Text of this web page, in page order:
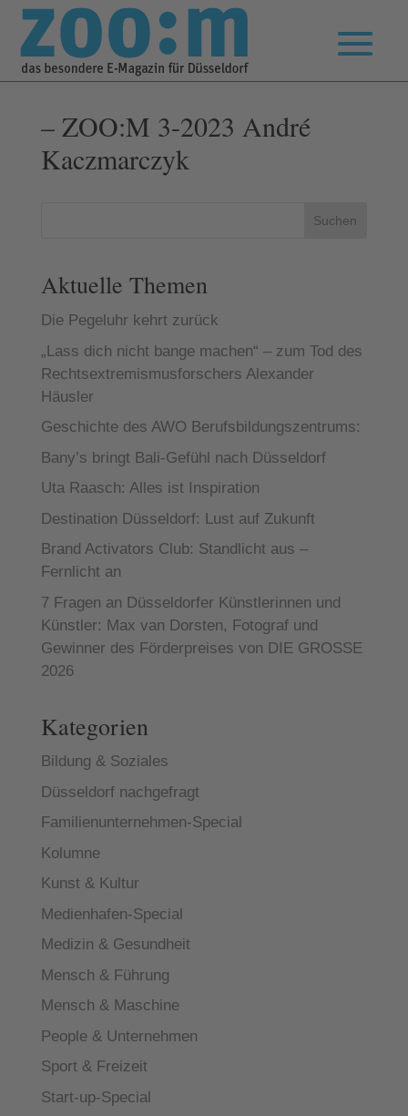
– ZOO:M 3-2023 André
Kaczmarczyk
Suchen
Aktuelle Themen
Die Pegeluhr kehrt zurück
„Lass dich nicht bange machen“ – zum Tod des
Rechtsextremismusforschers Alexander
Häusler
Geschichte des AWO Berufsbildungszentrums:
Bany’s bringt Bali-Gefühl nach Düsseldorf
Uta Raasch: Alles ist Inspiration
Destination Düsseldorf: Lust auf Zukunft
Brand Activators Club: Standlicht aus –
Fernlicht an
7 Fragen an Düsseldorfer Künstlerinnen und
Künstler: Max van Dorsten, Fotograf und
Gewinner des Förderpreises von DIE GROSSE
2026
Kategorien
Bildung & Soziales
Düsseldorf nachgefragt
Familienunternehmen-Special
Kolumne
Kunst & Kultur
Medienhafen-Special
Medizin & Gesundheit
Mensch & Führung
Mensch & Maschine
People & Unternehmen
Sport & Freizeit
Start-up-Special